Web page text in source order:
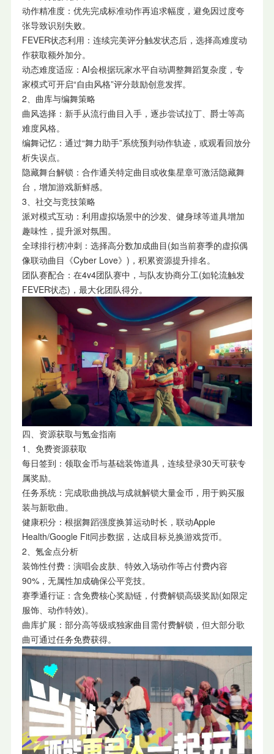
动作精准度：优先完成标准动作再追求幅度，避免因过度夸
张导致识别失败。
FEVER状态利用：连续完美评分触发状态后，选择高难度动
作获取额外加分。
动态难度适应：AI会根据玩家水平自动调整舞蹈复杂度，专
家模式可开启“自由风格”评分鼓励创意发挥。
2、曲库与编舞策略
曲风选择：新手从流行曲目入手，逐步尝试拉丁、爵士等高
难度风格。
编舞记忆：通过“舞力助手”系统预判动作轨迹，或观看回放分
析失误点。
隐藏舞台解锁：合作通关特定曲目或收集星章可激活隐藏舞
台，增加游戏新鲜感。
3、社交与竞技策略
派对模式互动：利用虚拟场景中的沙发、健身球等道具增加
趣味性，提升派对氛围。
全球排行榜冲刺：选择高分数加成曲目(如当前赛季的虚拟偶
像联动曲目《Cyber Love》)，积累资源提升排名。
团队赛配合：在4v4团队赛中，与队友协商分工(如轮流触发
FEVER状态)，最大化团队得分。
四、资源获取与氪金指南
1、免费资源获取
每日签到：领取金币与基础装饰道具，连续登录30天可获专
属奖励。
任务系统：完成歌曲挑战与成就解锁大量金币，用于购买服
装与新歌曲。
健康积分：根据舞蹈强度换算运动时长，联动Apple
Health/Google Fit同步数据，达成目标兑换游戏货币。
2、氪金点分析
装饰性付费：演唱会皮肤、特效入场动作等占付费内容
90%，无属性加成确保公平竞技。
赛季通行证：含免费核心奖励链，付费解锁高级奖励(如限定
服饰、动作特效)。
曲库扩展：部分高等级或独家曲目需付费解锁，但大部分歌
曲可通过任务免费获得。